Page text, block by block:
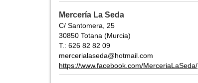
Mercería La Seda
C/ Santomera, 25
30850 Totana (Murcia)
T.: 626 82 82 09
mercerialaseda@hotmail.com
https://www.facebook.com/MerceriaLaSeda/